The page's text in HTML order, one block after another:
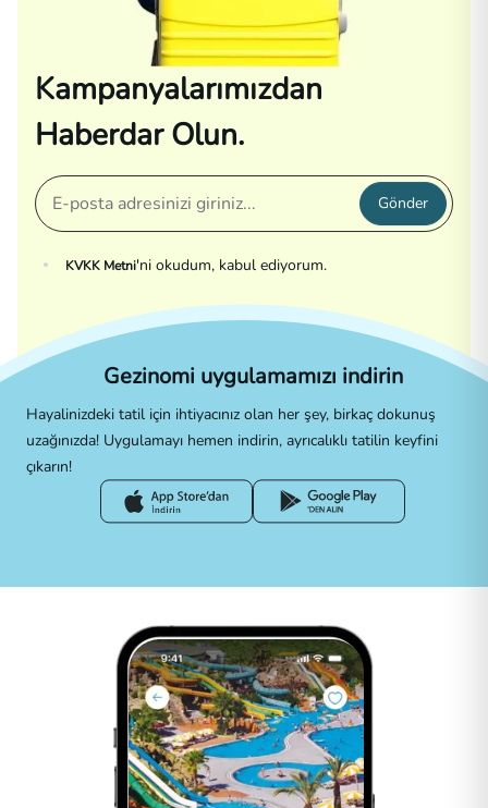
Kampanyalarımızdan
Haberdar Olun.
Gönder
KVKK Metni'ni okudum, kabul ediyorum.
Gezinomi uygulamamızı indirin
Hayalinizdeki tatil için ihtiyacınız olan her şey, birkaç dokunuş
uzağınızda! Uygulamayı hemen indirin, ayrıcalıklı tatilin keyfini
çıkarın!